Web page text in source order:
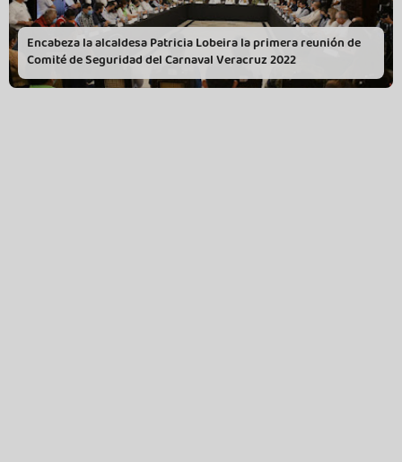
Encabeza la alcaldesa Patricia Lobeira la primera reunión de
Comité de Seguridad del Carnaval Veracruz 2022